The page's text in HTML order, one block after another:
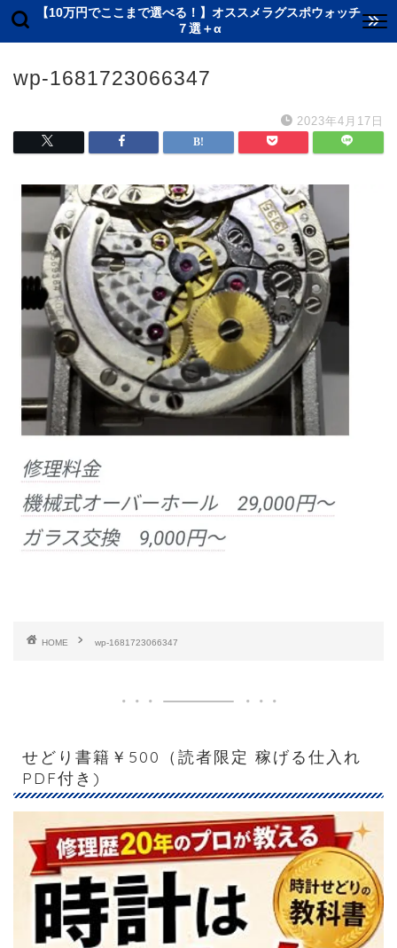
【10万円でここまで選べる！】オススメラグスポウォッチ
７選＋α
wp-1681723066347
2023年4月17日
HOME wp-1681723066347
せどり書籍￥500（読者限定 稼げる仕入れ
PDF付き)